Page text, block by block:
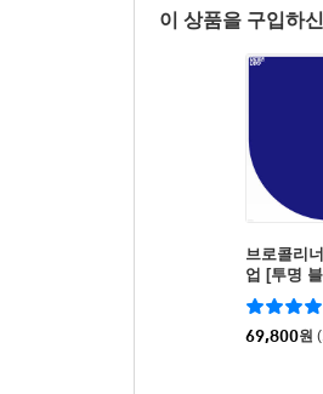
이 상품을 구입하
브로콜리
업 [투명
69,800원